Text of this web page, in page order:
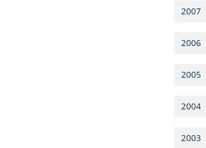
2007
2006
2005
2004
2003